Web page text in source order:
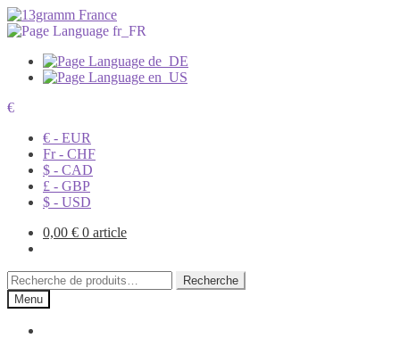
€
€ - EUR
Fr - CHF
$ - CAD
£ - GBP
$ - USD
0,00 € 0 article
Recherche
pour :
Recherche
Menu